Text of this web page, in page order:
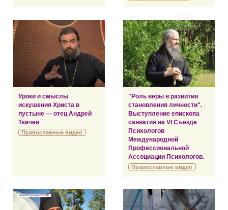
Уроки и смыслы
искушения Христа в
пустыне — отец Андрей
Ткачёв
Православные видео
"Роль веры в развитии
становления личности".
Выступление епископа
савватия на VI Съезде
Психологов
Международной
Профессиональной
Ассоциации Психологов.
Православные видео